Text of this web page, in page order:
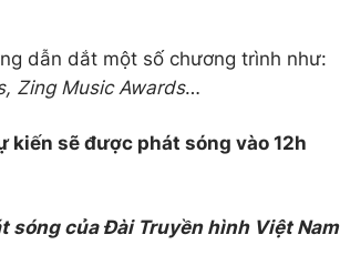
dẫn dắt một số chương trình như:
Zing Music Awards…
kiến sẽ được phát sóng vào 12h
của Đài Truyền hình Việt Nam